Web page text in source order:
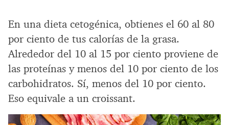
En una dieta cetogénica, obtienes el 60 al 80
por ciento de tus calorías de la grasa.
Alrededor del 10 al 15 por ciento proviene de
las proteínas y menos del 10 por ciento de los
carbohidratos. Sí, menos del 10 por ciento.
Eso equivale a un croissant.